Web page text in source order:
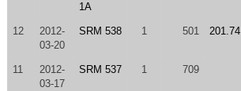
1A
12
2012-
03-20
SRM 538 1 501 201.74
11
2012-
03-17
SRM 537 1 709